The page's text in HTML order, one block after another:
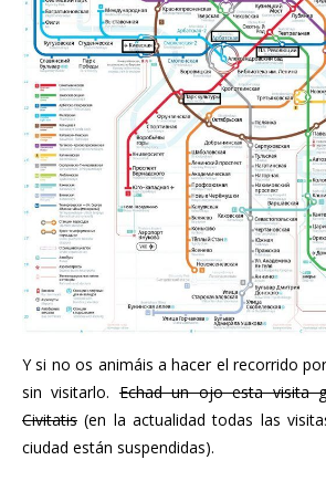
Y si no os animáis a hacer el recorrido
sin visitarlo.Echad un ojo esta visita
Civitatis (en la actualidad todas las
ciudad están suspendidas).